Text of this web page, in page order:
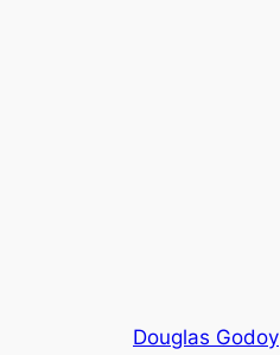
Douglas Godoy